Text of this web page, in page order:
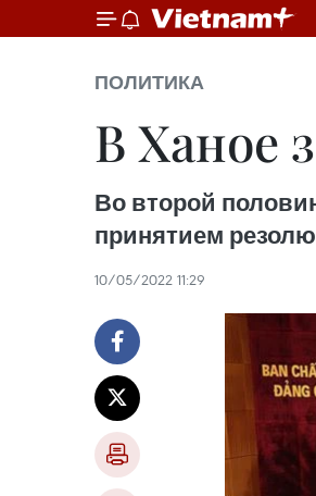
ПОЛИТИКА
В Ханое
Во второй
принятием
10/05/2022 11:29